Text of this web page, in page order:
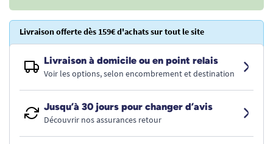
Livraison offerte dès 159€ d'achats sur tout le site
Livraison à domicile ou en point relais
Voir les options, selon encombrement et destination
Jusqu’à 30 jours pour changer d’avis
Découvrir nos assurances retour